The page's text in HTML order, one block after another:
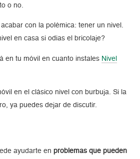
o no.
con la polémica: tener un nivel.
en casa si odias el bricolaje?
en tu móvil en cuanto instales Nivel
en el clásico nivel con burbuja. Si la
ya puedes dejar de discutir.
ayudarte enproblemas que pueden